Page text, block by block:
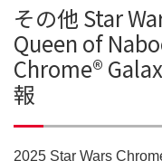
その他 Star
Queen of
Chrome®
報
2025 Star Wars